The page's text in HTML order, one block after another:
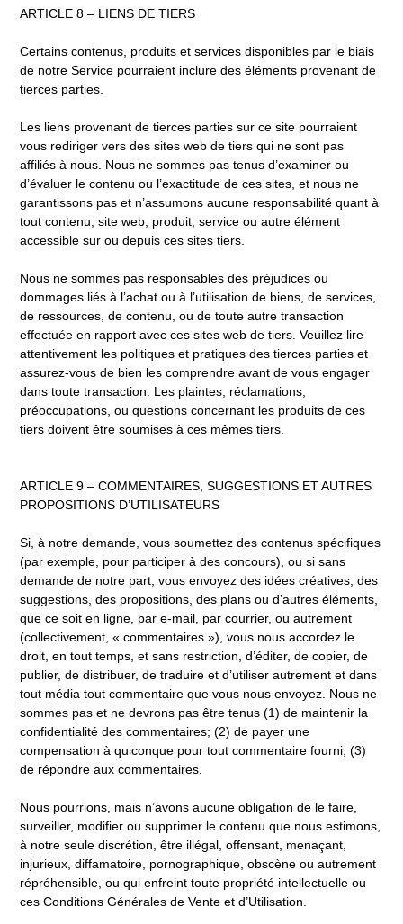
ARTICLE 8 – LIENS DE TIERS
Certains contenus, produits et services disponibles par le biais
de notre Service pourraient inclure des éléments provenant de
tierces parties.
Les liens provenant de tierces parties sur ce site pourraient
vous rediriger vers des sites web de tiers qui ne sont pas
affiliés à nous. Nous ne sommes pas tenus d’examiner ou
d’évaluer le contenu ou l’exactitude de ces sites, et nous ne
garantissons pas et n’assumons aucune responsabilité quant à
tout contenu, site web, produit, service ou autre élément
accessible sur ou depuis ces sites tiers.
Nous ne sommes pas responsables des préjudices ou
dommages liés à l’achat ou à l’utilisation de biens, de services,
de ressources, de contenu, ou de toute autre transaction
effectuée en rapport avec ces sites web de tiers. Veuillez lire
attentivement les politiques et pratiques des tierces parties et
assurez-vous de bien les comprendre avant de vous engager
dans toute transaction. Les plaintes, réclamations,
préoccupations, ou questions concernant les produits de ces
tiers doivent être soumises à ces mêmes tiers.
ARTICLE 9 – COMMENTAIRES, SUGGESTIONS ET AUTRES
PROPOSITIONS D’UTILISATEURS
Si, à notre demande, vous soumettez des contenus spécifiques
(par exemple, pour participer à des concours), ou si sans
demande de notre part, vous envoyez des idées créatives, des
suggestions, des propositions, des plans ou d’autres éléments,
que ce soit en ligne, par e-mail, par courrier, ou autrement
(collectivement, « commentaires »), vous nous accordez le
droit, en tout temps, et sans restriction, d’éditer, de copier, de
publier, de distribuer, de traduire et d’utiliser autrement et dans
tout média tout commentaire que vous nous envoyez. Nous ne
sommes pas et ne devrons pas être tenus (1) de maintenir la
confidentialité des commentaires; (2) de payer une
compensation à quiconque pour tout commentaire fourni; (3)
de répondre aux commentaires.
Nous pourrions, mais n’avons aucune obligation de le faire,
surveiller, modifier ou supprimer le contenu que nous estimons,
à notre seule discrétion, être illégal, offensant, menaçant,
injurieux, diffamatoire, pornographique, obscène ou autrement
répréhensible, ou qui enfreint toute propriété intellectuelle ou
ces Conditions Générales de Vente et d’Utilisation.